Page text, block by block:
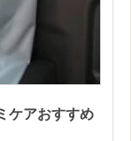
ケアおすすめ